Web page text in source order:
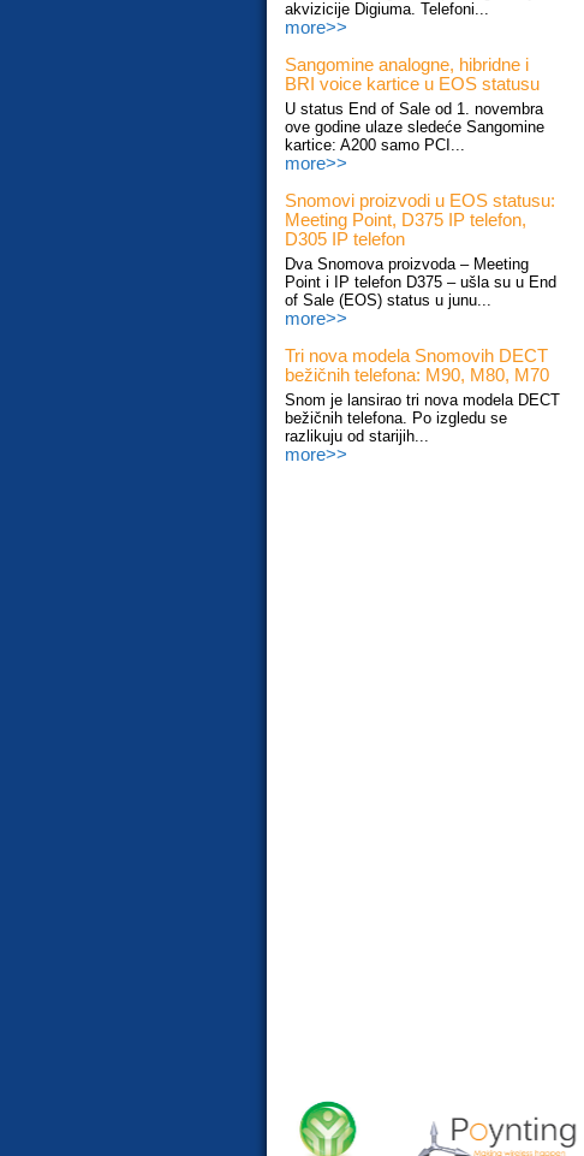
akvizicije Digiuma. Telefoni...
more>>
Sangomine analogne, hibridne i
BRI voice kartice u EOS statusu
U status End of Sale od 1. novembra
ove godine ulaze sledeće Sangomine
kartice: A200 samo PCI...
more>>
Snomovi proizvodi u EOS statusu:
Meeting Point, D375 IP telefon,
D305 IP telefon
Dva Snomova proizvoda – Meeting
Point i IP telefon D375 – ušla su u End
of Sale (EOS) status u junu...
more>>
Tri nova modela Snomovih DECT
bežičnih telefona: M90, M80, M70
Snom je lansirao tri nova modela DECT
bežičnih telefona. Po izgledu se
razlikuju od starijih...
more>>